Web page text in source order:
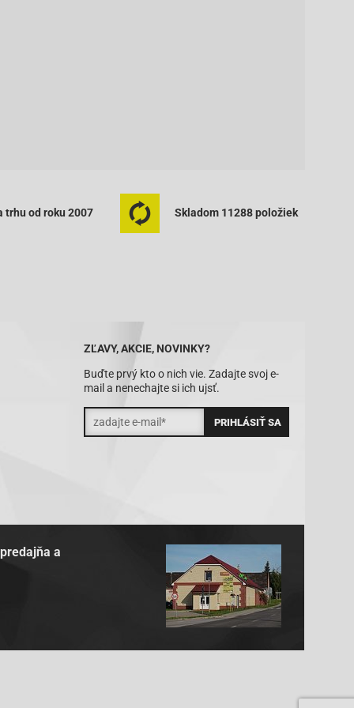
trhu od roku 2007 Skladom 11288 položiek
ZĽAVY, AKCIE, NOVINKY?
Buďte prvý kto o nich vie. Zadajte svoj e-
mail a nenechajte si ich ujsť.
a